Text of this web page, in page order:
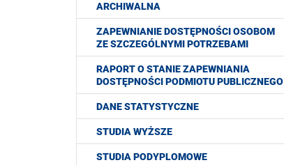
ARCHIWALNA
ZAPEWNIANIE DOSTĘPNOŚCI OSOBOM
ZE SZCZEGÓLNYMI POTRZEBAMI
RAPORT O STANIE ZAPEWNIANIA
DOSTĘPNOŚCI PODMIOTU PUBLICZNEGO
DANE STATYSTYCZNE
STUDIA WYŻSZE
STUDIA PODYPLOMOWE